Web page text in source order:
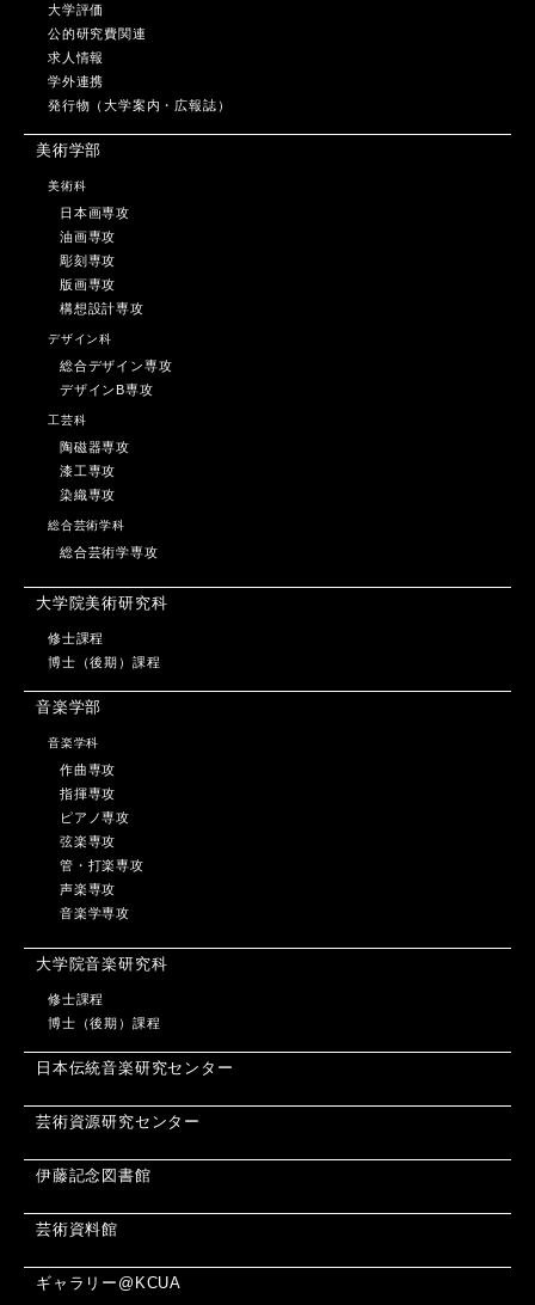
大学評価
公的研究費関連
求人情報
学外連携
発行物（大学案内・広報誌）
美術学部
美術科
日本画専攻
油画専攻
彫刻専攻
版画専攻
構想設計専攻
デザイン科
総合デザイン専攻
デザインB専攻
工芸科
陶磁器専攻
漆工専攻
染織専攻
総合芸術学科
総合芸術学専攻
大学院美術研究科
修士課程
博士（後期）課程
音楽学部
音楽学科
作曲専攻
指揮専攻
ピアノ専攻
弦楽専攻
管・打楽専攻
声楽専攻
音楽学専攻
大学院音楽研究科
修士課程
博士（後期）課程
日本伝統音楽研究センター
芸術資源研究センター
伊藤記念図書館
芸術資料館
ギャラリー@KCUA